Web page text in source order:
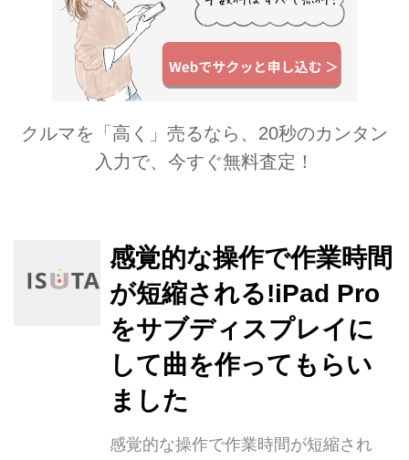
クルマを「高く」売るなら、20秒のカンタン
入力で、今すぐ無料査定！
感覚的な操作で作業時間
が短縮される!iPad Pro
をサブディスプレイに
して曲を作ってもらい
ました
感覚的な操作で作業時間が短縮され